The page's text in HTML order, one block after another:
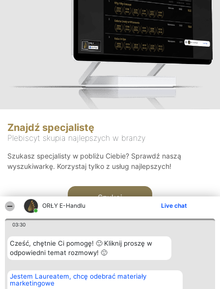
ORŁY E-Handlu Live chat
03:30
Cześć, chętnie Ci pomogę! 🙂 Kliknij proszę w
odpowiedni temat rozmowy! 🙂
Jestem Laureatem, chcę odebrać materiały
marketingowe
Znajdź specjalistę
Plebiscyt skupia najlepszych w branży
Szukasz specjalisty w pobliżu Ciebie? Sprawdź naszą
wyszukiwarkę. Korzystaj tylko z usług najlepszych!
Szukaj
Organizator plebiscytu
Bright Side Solutions sp. z o.
o. sp. k.
Plebiscyt
Laureaci
Kontakt
Kontakt